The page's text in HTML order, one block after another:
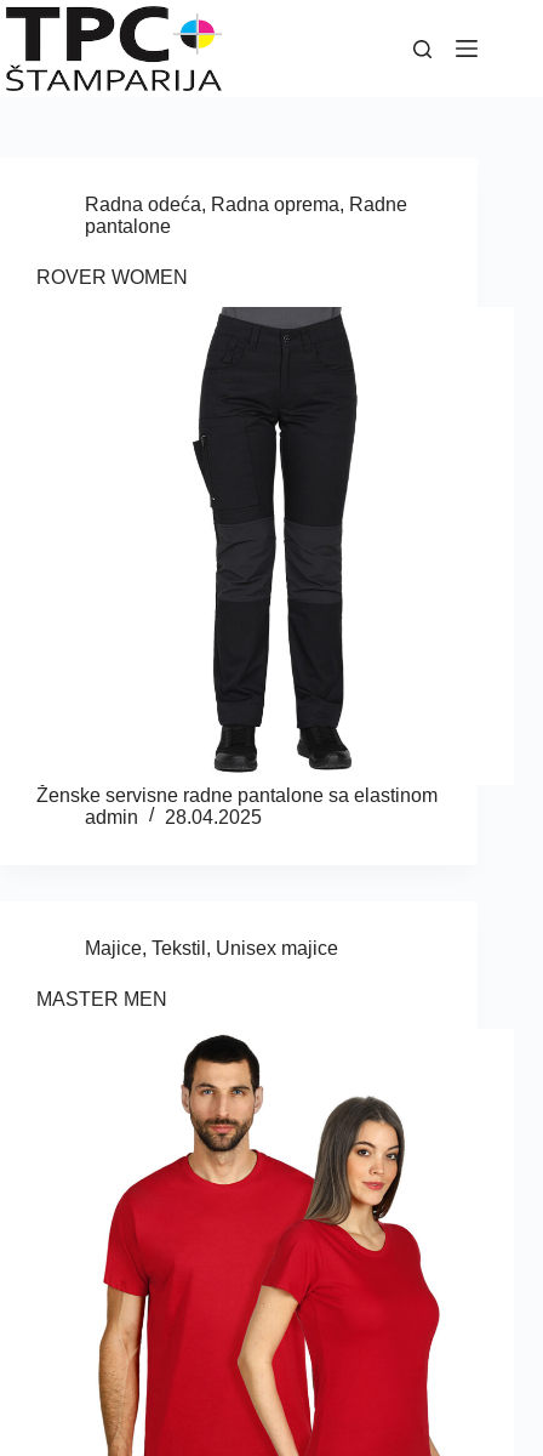
Skip
Radna odeća, Radna oprema, Radne
pantalone
ROVER WOMEN
Ženske servisne radne pantalone sa elastinom
admin
28.04.2025
Majice, Tekstil , Unisex majice
MASTER MEN